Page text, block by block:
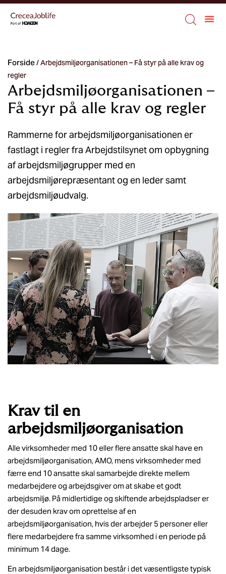
Forside/Arbejdsmiljøorganisationen – Få styr på alle krav og
regler
Arbejdsmiljøorganisationen –
Få styr på alle krav og regler
Rammerne for arbejdsmiljøorganisationen er
fastlagt i regler fra Arbejdstilsynet om opbygning
af arbejdsmiljøgrupper med en
arbejdsmiljørepræsentant og en leder samt
arbejdsmiljøudvalg.
Krav til en
arbejdsmiljøorganisation
Alle virksomheder med 10 eller flere ansatte skal have en
arbejdsmiljøorganisation, AMO, mens virksomheder med
færre end 10 ansatte skal samarbejde direkte mellem
medarbejdere og arbejdsgiver om at skabe et godt
arbejdsmiljø. På midlertidige og skiftende arbejdspladser er
der desuden krav om oprettelse af en
arbejdsmiljøorganisation, hvis der arbejder 5 personer eller
flere medarbejdere fra samme virksomhed i en periode på
minimum 14 dage.
En arbejdsmiljøorganisation består i det væsentligste typisk